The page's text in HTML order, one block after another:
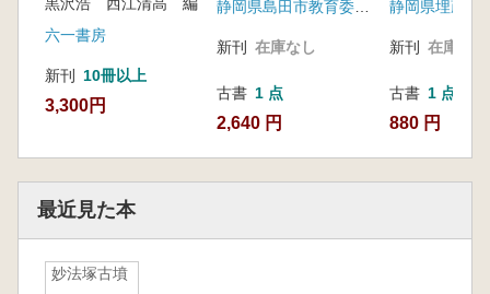
究 大須二子山古墳
と地域史の研究
六一書房
新刊 10冊以上
3,300円
新刊 在庫なし
古書 1 点
2,640 円
新刊 在庫なし
古書 1 点
880 円
最近見た本
妙法塚古墳